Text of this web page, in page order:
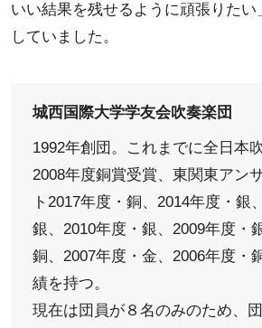
いい結果を残せるように頑張りたい
していました。
城西国際大学学友会吹奏楽団
1992年創団。これまでに全日本
2008年度銅賞受賞、東関東アン
ト2017年度・銅、2014年度・銀
銀、2010年度・銀、2009年度・
銅、2007年度・金、2006年度・
績を持つ。
現在は団員が８名のみのため、